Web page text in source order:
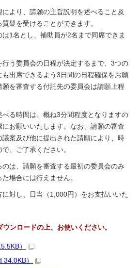
より、請願の主旨説明を述べること及
疑を受けることができます。
1名とし、補助員が2名まで同席できま
う委員会の日程が決定するまで、3つの
出席できるよう3日間の日程確保をお願
願を審査する付託先の委員会は請願上程
る時間は、概ね3分間程度となりますの
にお願いいたします。なお、請願の審査
議案及び他に提出された請願により、時
、ご了承ください。
のは、請願を審査する最初の委員会のみ
場合には行えません。
に対し、日当（1,000円）をお支払いいた
ンロードの上、お使いください。
）
）